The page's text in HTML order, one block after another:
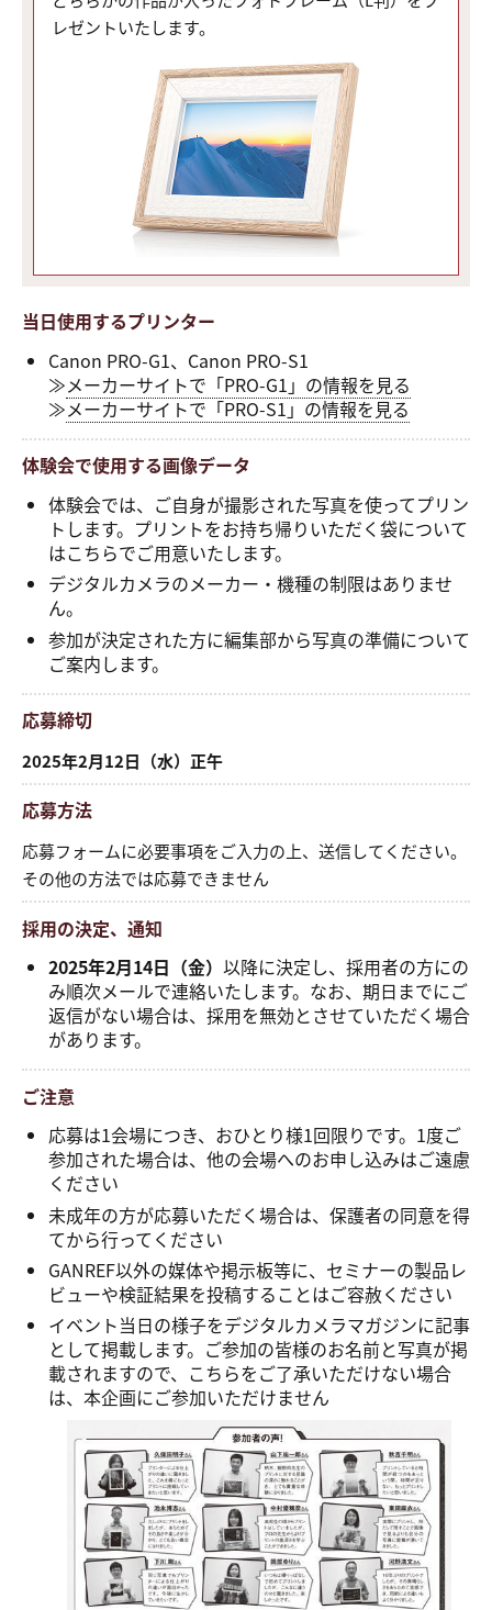
レゼントいたします。
当日使用するプリンター
Canon PRO-G1、Canon PRO-S1
≫メーカーサイトで「PRO-G1」の情報を見る
≫メーカーサイトで「PRO-S1」の情報を見る
体験会で使用する画像データ
体験会では、ご自身が撮影された写真を使ってプリン
トします。プリントをお持ち帰りいただく袋について
はこちらでご用意いたします。
デジタルカメラのメーカー・機種の制限はありませ
ん。
参加が決定された方に編集部から写真の準備について
ご案内します。
応募締切
2025年2月12日（水）正午
応募方法
応募フォームに必要事項をご入力の上、送信してください。
その他の方法では応募できません
採用の決定、通知
2025年2月14日（金） 以降に決定し、採用者の方にの
み順次メールで連絡いたします。なお、期日までにご
返信がない場合は、採用を無効とさせていただく場合
があります。
ご注意
応募は1会場につき、おひとり様1回限りです。1度ご
参加された場合は、他の会場へのお申し込みはご遠慮
ください
未成年の方が応募いただく場合は、保護者の同意を得
てから行ってください
GANREF以外の媒体や掲示板等に、セミナーの製品レ
ビューや検証結果を投稿することはご容赦ください
イベント当日の様子をデジタルカメラマガジンに記事
として掲載します。ご参加の皆様のお名前と写真が掲
載されますので、こちらをご了承いただけない場合
は、本企画にご参加いただけません